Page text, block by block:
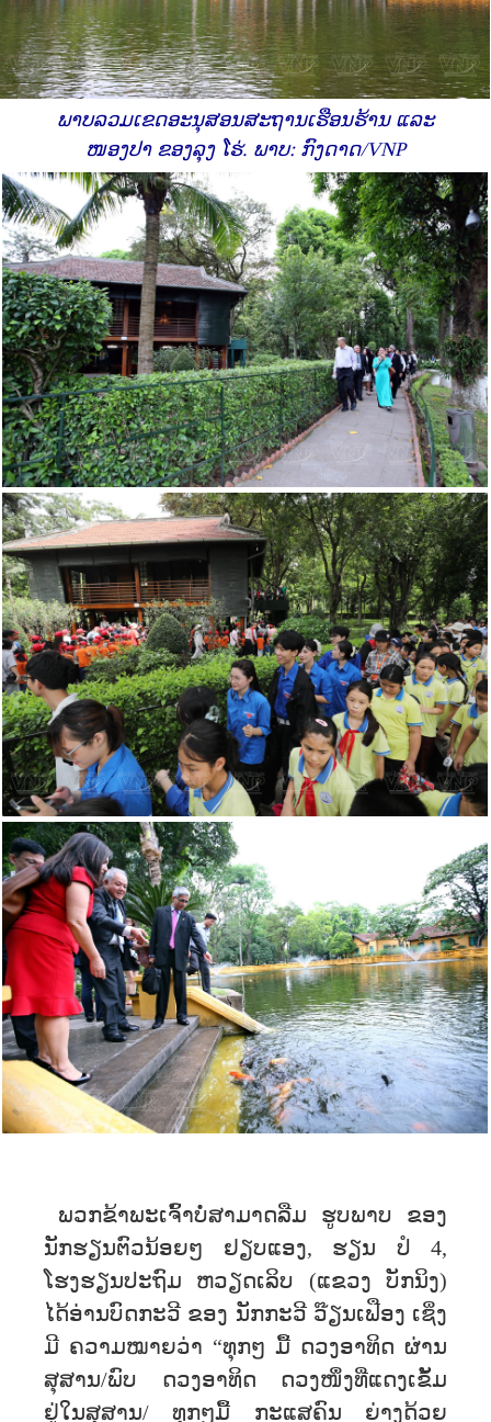
ພາບລວມເຂດອະນຸສອນສະຖານເຮືອນຮ້ານ ແລະ
ໜອງປາ ຂອງລຸງ ໂຮ່. ພາບ: ກົງດາດ/VNP
ພວກຂ້າພະເຈົ້າບໍ່ສາມາດລືມ ຮູບພາບ ຂອງ
ນັກຮຽນຕົວນ້ອຍໆ ຢຽບແອງ, ຮຽນ ປໍ 4,
ໂຮງຮຽນປະຖົມ ຫວຽດເລິບ (ແຂວງ ບັກນິງ)
ໄດ້ອ່ານບົດກະວີ ຂອງ ນັກກະວີ ວ໊ຽນເຟືອງ ເຊິ່ງ
ມີ ຄວາມໝາຍວ່າ “ທຸກໆ ມື້ ດວງອາທິດ ຜ່ານ
ສຸສານ/ພົບ ດວງອາທິດ ດວງໜຶ່ງທີ່ແດງເຂັ້ມ
ຢູ່ໃນສຸສານ/ ທຸກໆມື້ ກະແສຄົນ ຍ່າງດ້ວຍ